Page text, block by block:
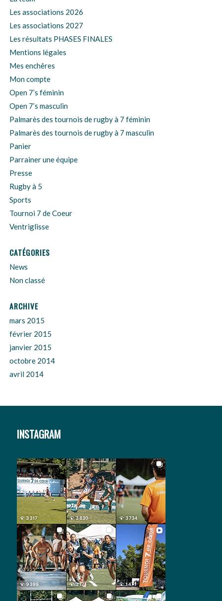
Les associations 2026
Les associations 2027
Les résultats PHASES FINALES
Mentions légales
Mes enchêres
Mon compte
Open 7’s féminin
Open 7’s masculin
Palmarès des tournois de rugby à 7 féminin
Palmarès des tournois de rugby à 7 masculin
Panier
Parrainer une équipe
Presse
Rugby à 5
Sports
Tournoi 7 de Coeur
Ventriglisse
CATÉGORIES
News
Non classé
ARCHIVE
mars 2015
février 2015
janvier 2015
octobre 2014
avril 2014
INSTAGRAM